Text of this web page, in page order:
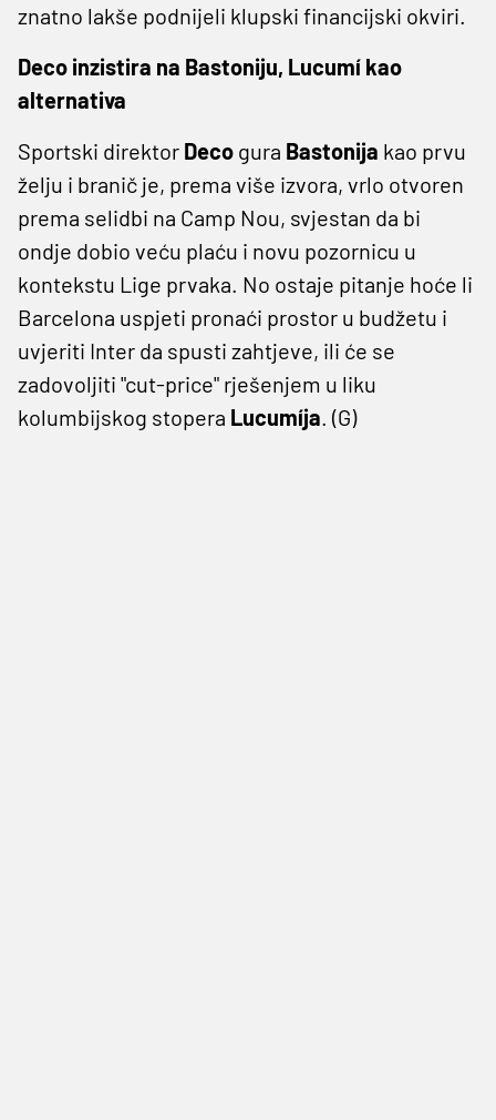
znatno lakše podnijeli klupski financijski okviri.
Deco inzistira na Bastoniju, Lucumí kao
alternativa
Sportski direktor Deco gura Bastonija kao prvu
želju i branič je, prema više izvora, vrlo otvoren
prema selidbi na Camp Nou, svjestan da bi
ondje dobio veću plaću i novu pozornicu u
kontekstu Lige prvaka. No ostaje pitanje hoće li
Barcelona uspjeti pronaći prostor u budžetu i
uvjeriti Inter da spusti zahtjeve, ili će se
zadovoljiti "cut-price" rješenjem u liku
kolumbijskog stopera Lucumíja. (G)